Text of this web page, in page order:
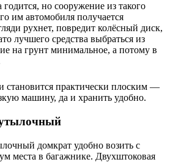
но сооружение из такого
им автомобиля получается
рухнет, повредит колёсный диск,
лучшего средства выбраться из
на грунт минимальное, а потому в
становится практически плоским —
машину, да и хранить удобно.
домкрат удобно возить с
места в багажнике. Двухштоковая